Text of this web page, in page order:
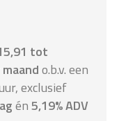
tot
o.b.v. een
exclusief
én5,19% ADV